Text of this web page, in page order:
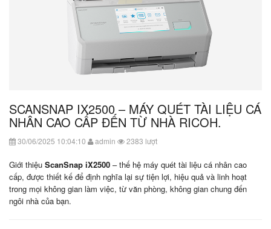
SCANSNAP IX2500 – MÁY QUÉT TÀI LIỆU CÁ
NHÂN CAO CẤP ĐẾN TỪ NHÀ RICOH.
30/06/2025 10:04:10 admin 2383 lượt
Giới thiệu ScanSnap iX2500 – thế hệ máy quét tài liệu cá nhân cao
cấp, được thiết kế để định nghĩa lại sự tiện lợi, hiệu quả và linh hoạt
trong mọi không gian làm việc, từ văn phòng, không gian chung đến
ngôi nhà của bạn.